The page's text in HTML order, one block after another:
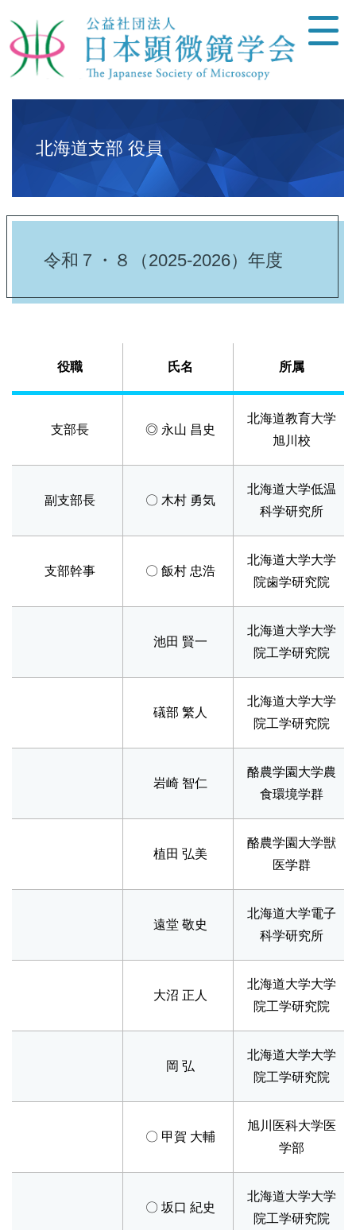
北海道支部 役員
令和７・８（2025-2026）年度
役職 氏名 所属
支部長 ◎ 永山 昌史
北海道教育大学
旭川校
副支部長 〇 木村 勇気
北海道大学低温
科学研究所
支部幹事 〇 飯村 忠浩
北海道大学大学
院歯学研究院
池田 賢一
北海道大学大学
院工学研究院
礒部 繁人
北海道大学大学
院工学研究院
岩崎 智仁
酪農学園大学農
食環境学群
植田 弘美
酪農学園大学獣
医学群
遠堂 敬史
北海道大学電子
科学研究所
大沼 正人
北海道大学大学
院工学研究院
岡 弘
北海道大学大学
院工学研究院
〇 甲賀 大輔
旭川医科大学医
学部
〇 坂口 紀史
北海道大学大学
院工学研究院